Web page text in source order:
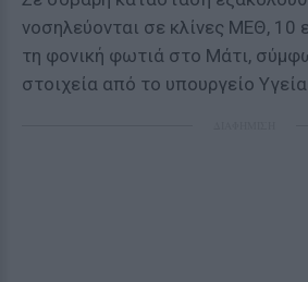
νοσηλεύονται σε κλίνες ΜΕΘ, 10
τη φονική φωτιά στο Μάτι,
στοιχεία από το υπουργείο